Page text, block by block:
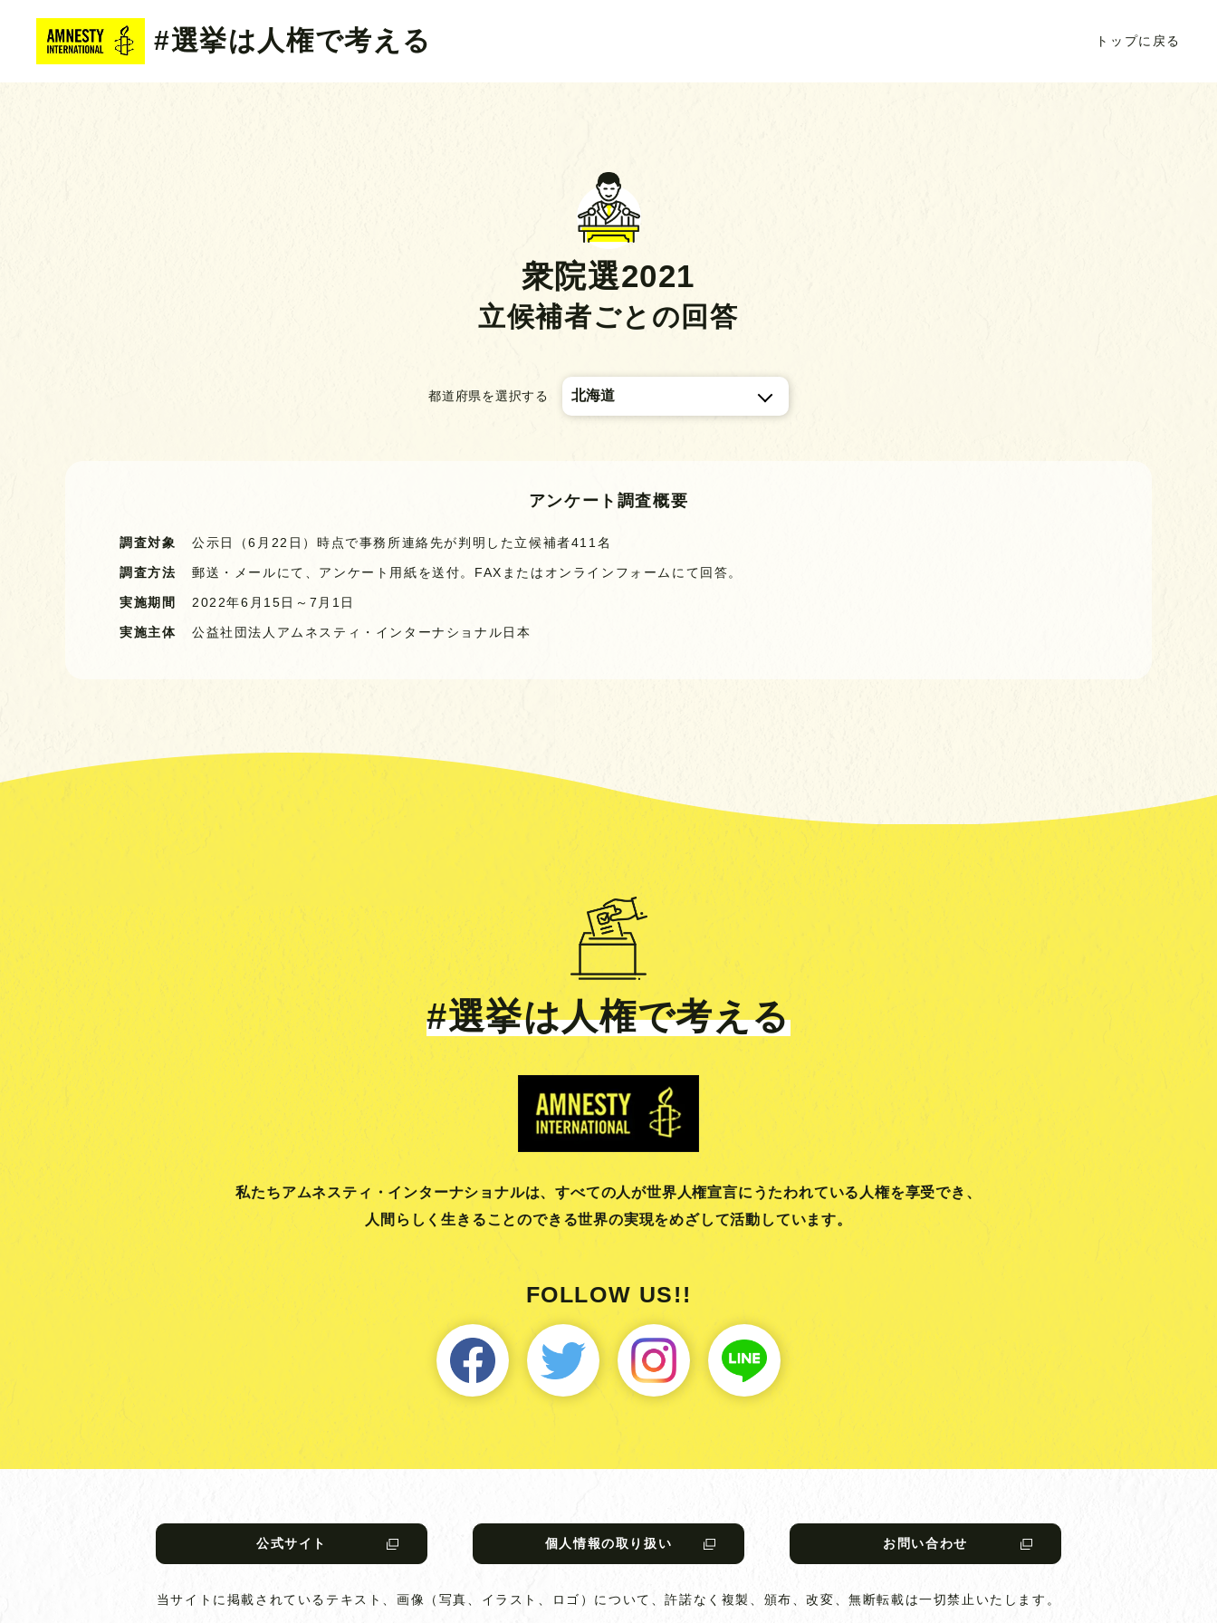
#選挙は人権で考える トップに戻る
衆院選2021
立候補者ごとの回答
都道府県を選択する
アンケート調査概要
調査対象 公示日（6月22日）時点で事務所連絡先が判明した立候補者411名
調査方法 郵送・メールにて、アンケート用紙を送付。FAXまたはオンラインフォームにて回答。
実施期間 2022年6月15日～7月1日
実施主体 公益社団法人 アムネスティ・インターナショナル日本
#選挙は人権で考える
私たちアムネスティ・インターナショナルは、すべての人が世界人権宣言にうたわれている人権を享受でき、
人間らしく生きることのできる世界の実現をめざして活動しています。
FOLLOW US!!
公式サイト 個人情報の取り扱い お問い合わせ
当サイトに掲載されているテキスト、画像（写真、イラスト、ロゴ）について、許諾なく複製、頒布、改変、無断転載は一切禁止いたします。